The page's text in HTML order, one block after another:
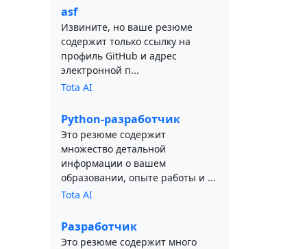
asf
Извините, но ваше резюме
содержит только ссылку на
профиль GitHub и адрес
электронной п...
Tota AI
Python-разработчик
Это резюме содержит
множество детальной
информации о вашем
образовании, опыте работы и ...
Tota AI
Разработчик
Это резюме содержит много